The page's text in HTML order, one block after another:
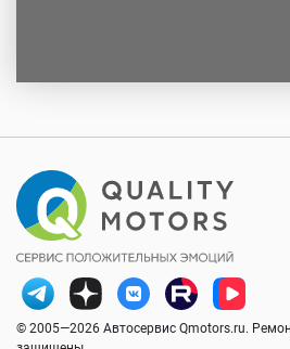
© 2005—2026 Автосервис Qmotors.ru.